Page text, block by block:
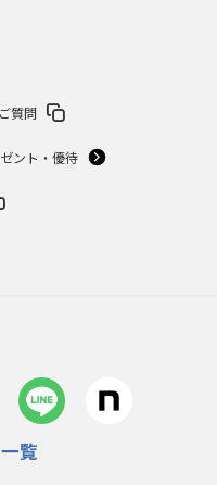
質問
ント・優待
覧